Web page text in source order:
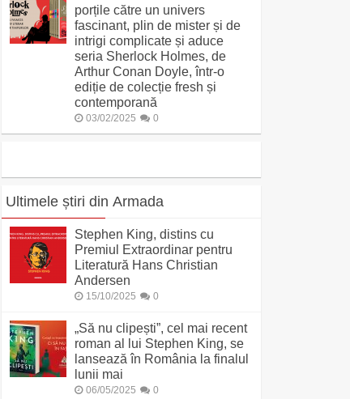
porțile către un univers
fascinant, plin de mister și de
intrigi complicate și aduce
seria Sherlock Holmes, de
Arthur Conan Doyle, într-o
ediție de colecție fresh și
contemporană
03/02/2025 0
Ultimele știri din Armada
Stephen King, distins cu
Premiul Extraordinar pentru
Literatură Hans Christian
Andersen
15/10/2025 0
„Să nu clipești”, cel mai recent
roman al lui Stephen King, se
lansează în România la finalul
lunii mai
06/05/2025 0